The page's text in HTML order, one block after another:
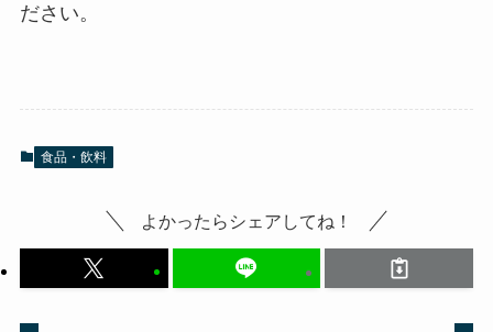
ださい。
食品・飲料
よかったらシェアしてね！